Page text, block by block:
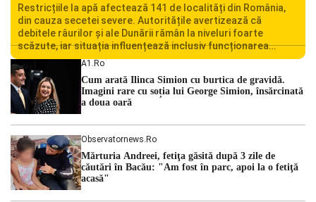
Restricțiile la apă afectează 141 de localități din România,
din cauza secetei severe. Autoritățile avertizează că
debitele râurilor și ale Dunării rămân la niveluri foarte
scăzute, iar situația influențează inclusiv funcționarea
Centralei Nucleare de la Cernavodă. România se confruntă
cu una dintre cele mai dificile perioade din punct de vedere
hidrologic din ultimii ani. Lipsa […]
A1.ro
Cum arată Ilinca Simion cu burtica de gravidă.
Imagini rare cu soția lui George Simion, însărcinată
a doua oară
Observatornews.ro
Mărturia Andreei, fetiţa găsită după 3 zile de
căutări în Bacău: "Am fost în parc, apoi la o fetiţă
acasă"